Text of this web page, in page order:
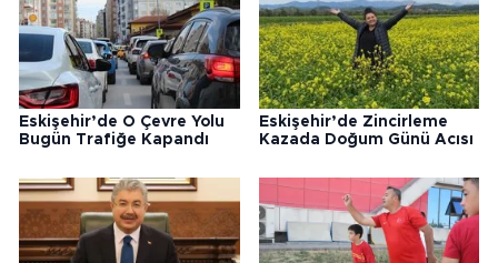
Eskişehir’de O Çevre Yolu
Bugün Trafiğe Kapandı
Eskişehir’de Zincirleme
Kazada Doğum Günü Acısı